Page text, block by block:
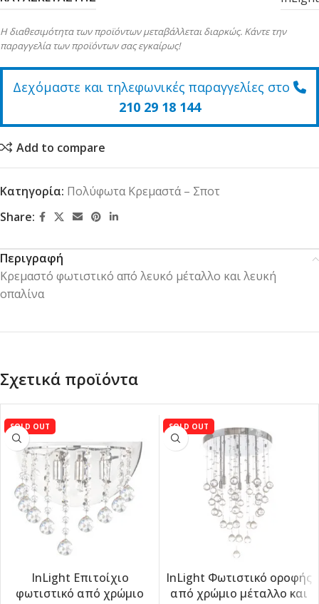
Η διαθεσιμότητα των προϊόντων μεταβάλλεται διαρκώς. Κάντε την
παραγγελία των προϊόντων σας εγκαίρως!
Δεχόμαστε και τηλεφωνικές παραγγελίες στο
210 29 18 144
Add to compare
Κατηγορία: Πολύφωτα Κρεμαστά – Σποτ
Share:
Περιγραφή
Κρεμαστό φωτιστικό από λευκό μέταλλο και λευκή
οπαλίνα
Σχετικά προϊόντα
-5%
SOLD OUT
InLight Επιτοίχιο
φωτιστικό από χρώμιο
-5%
SOLD OUT
InLight Φωτιστικό οροφής
από χρώμιο μέταλλο και